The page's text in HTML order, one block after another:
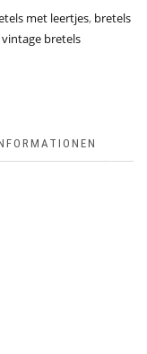
met leertjes, bretels
vintage bretels